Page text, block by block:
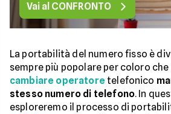
Vai al CONFRONTO
La portabilità del numero fisso è
sempre più popolare per coloro
cambiare operatore telefonico
stesso numero di telefono. In
esploreremo il processo di